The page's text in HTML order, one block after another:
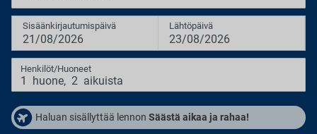
Sisäänkirjautumispäivä
21/08/2026
Lähtöpäivä
23/08/2026
Henkilöt/Huoneet
1 huone, 2 aikuista
Haluan sisällyttää lennon Säästä aikaa ja rahaa!